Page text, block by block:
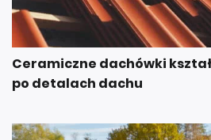
Ceramiczne dachówki
po detalach dachu